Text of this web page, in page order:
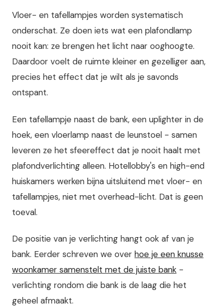
Vloer- en tafellampjes worden systematisch
onderschat. Ze doen iets wat een plafondlamp
nooit kan: ze brengen het licht naar ooghoogte.
Daardoor voelt de ruimte kleiner en gezelliger aan,
precies het effect dat je wilt als je savonds
ontspant.
Een tafellampje naast de bank, een uplighter in de
hoek, een vloerlamp naast de leunstoel - samen
leveren ze het sfeereffect dat je nooit haalt met
plafondverlichting alleen. Hotellobby's en high-end
huiskamers werken bijna uitsluitend met vloer- en
tafellampjes, niet met overhead-licht. Dat is geen
toeval.
De positie van je verlichting hangt ook af van je
bank. Eerder schreven we over hoe je een knusse
woonkamer samenstelt met de juiste bank -
verlichting rondom die bank is de laag die het
geheel afmaakt.